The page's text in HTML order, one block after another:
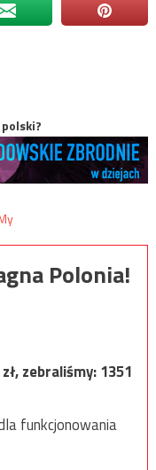
Polonia!
zł, zebraliśmy:1351
funkcjonowania